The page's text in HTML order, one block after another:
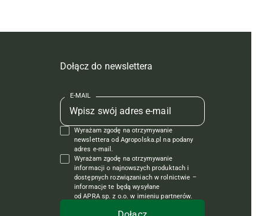
Dołącz do newslettera
E-MAIL
Wyrażam zgodę na otrzymywanie
newslettera od Agropolska.pl na podany
adres e-mail.
Wyrażam zgodę na otrzymywanie
informacji o najnowszych produktach i
dostępnych rozwiązaniach w rolnictwie –
informacje te będą wysyłane
od APRA sp. z o.o. w imieniu partnerów.